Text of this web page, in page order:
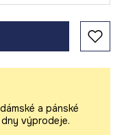
a pánské
výprodeje.